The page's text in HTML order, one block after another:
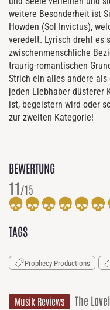
weitere Besonderheit ist
Howden (Sol Invictus),
veredelt. Lyrisch dreht es
zwischenmenschliche
traurig-romantischen
Strich ein alles andere als
jeden Liebhaber düsterer
ist, begeistern wird oder
zur zweiten Kategorie!
BEWERTUNG
11/15
TAGS
Prophecy Productions
Musik Reviews The